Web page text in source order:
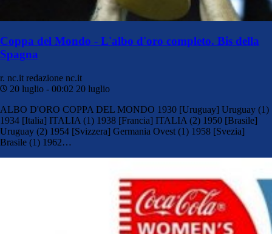
Coppa del Mondo - L'albo d'oro completo. Bis della
Spagna
r. nc.it redazione nc.it
20 luglio - 00:02 20 luglio
ALBO D'ORO COPPA DEL MONDO 1930 [Uruguay] Uruguay (1)
1934 [Italia] ITALIA (1) 1938 [Francia] ITALIA (2) 1950 [Brasile]
Uruguay (2) 1954 [Svizzera] Germania Ovest (1) 1958 [Svezia]
Brasile (1) 1962…